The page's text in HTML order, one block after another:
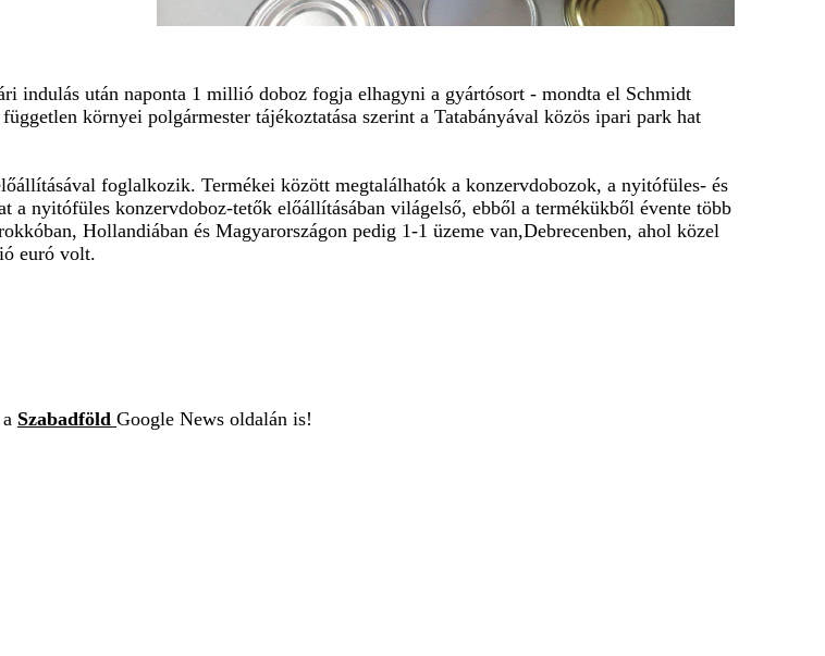
indulás után naponta 1 millió doboz fogja elhagyni a gyártósort - mondta el Schmidt
környei polgármester tájékoztatása szerint a Tatabányával közös ipari park hat
foglalkozik. Termékei között megtalálhatók a konzervdobozok, a nyitófüles- és
a nyitófüles konzervdoboz-tetők előállításában világelső, ebből a termékükből évente több
Hollandiában és Magyarországon pedig 1-1 üzeme van,Debrecenben, ahol közel
euró volt.
Szabadföld Google News oldalán is!